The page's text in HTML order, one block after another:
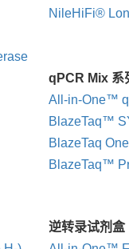
NileHiFi®
qPCR Mix 系
All-in-One™
BlazeTaq™
BlazeTaq
BlazeTaq™
逆转录试剂盒